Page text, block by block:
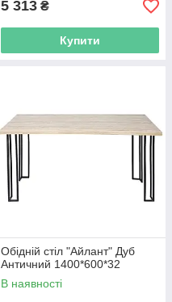
5 313 ₴
Купити
Обідній стіл "Айлант" Дуб
Античний 1400*600*32
В наявності